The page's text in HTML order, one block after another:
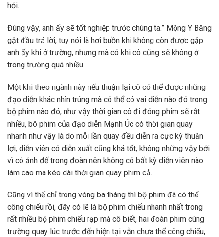
hỏi.
Đúng vậy, anh ấy sẽ tốt nghiệp trước chúng ta.” Mộng Y Băng
gật đầu trả lời, tuy nói là hơi buồn khi không còn được gặp
anh ấy khi ở trường, nhưng mà có khi cô cũng sẽ không ở
trong trường quá nhiều.
Một khi theo ngành này nếu thuận lại cô có thể được những
đạo diễn khác nhìn trúng mà có thể có vai diễn nào đó trong
bộ phim nào đó, như vậy thời gian cô đi đóng phim sẽ rất
nhiều, bô phim của đạo diễn Mạnh Úc có thời gian quay
nhanh như vậy là do mỗi lần quay đều diễn ra cực kỳ thuận
lợi, diễn viên có diễn xuất cũng khá tốt, không những vậy bởi
vì có ảnh đế trong đoàn nên không có bất kỳ diễn viên nào
làm cao mà kéo dài thời gian quay phim cả.
Cũng vì thế chỉ trong vòng ba tháng thì bộ phim đã có thể
công chiếu rồi, đây có lẽ là bộ phim chiếu nhanh nhất trong
rất nhiều bộ phim chiếu rạp mà cô biết, hai đoàn phim cùng
trường quay lúc trước đến hiện tại vẫn chưa thể công chiếu,